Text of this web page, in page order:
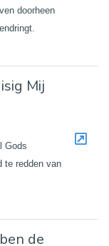
doorheen
Mij
Gods
te redden van
de